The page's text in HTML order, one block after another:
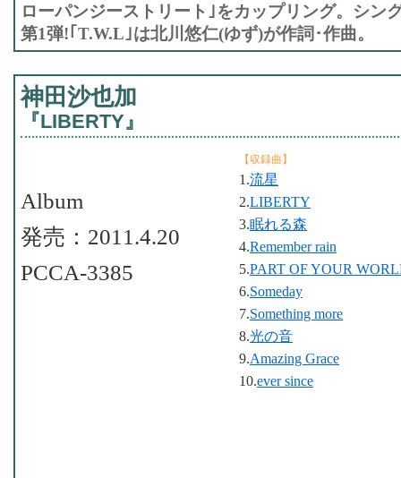
ローパンジーストリート｣をカップリング。シン
第1弾!｢T.W.L｣は北川悠仁(ゆず)が作詞･作曲。
神田沙也加
『LIBERTY』
【収録曲】
1.流星
2.LIBERTY
3.眠れる森
4.Remember rain
5.PART OF YOUR
6.Someday
7.Something more
8.光の音
9.Amazing Grace
10.ever since
Album
発売：2011.4.20
PCCA-3385